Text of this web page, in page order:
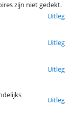
zijn niet gedekt.
Uitleg
Uitleg
Uitleg
Uitleg